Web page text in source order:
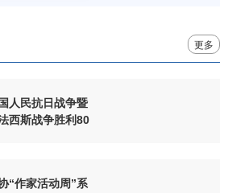
更多
人民抗日战争暨
西斯战争胜利80
“作家活动周”系